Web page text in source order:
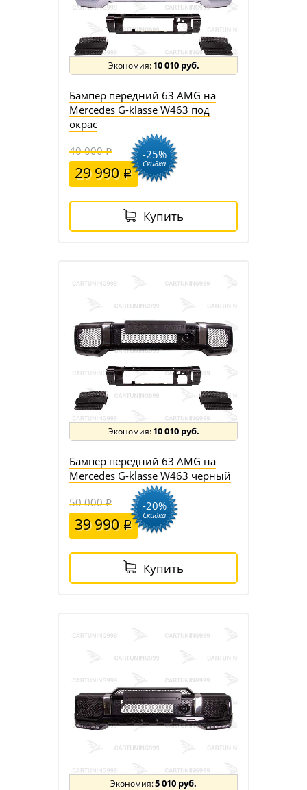
10 010 руб.
Бампер передний 63 AMG на
Mercedes G-klasse W463 под
окрас
40 000
29 990
-25%
Скидка
Купить
10 010 руб.
Бампер передний 63 AMG на
Mercedes G-klasse W463 черный
50 000
39 990
-20%
Скидка
Купить
5 010 руб.